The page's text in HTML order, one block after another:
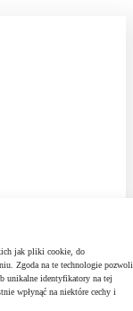
jak pliki cookie, do
Zgoda na te technologie pozwoli
unikalne identyfikatory na tej
wpłynąć na niektóre cechy i